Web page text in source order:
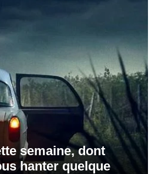
semaine, dont
hanter quelque